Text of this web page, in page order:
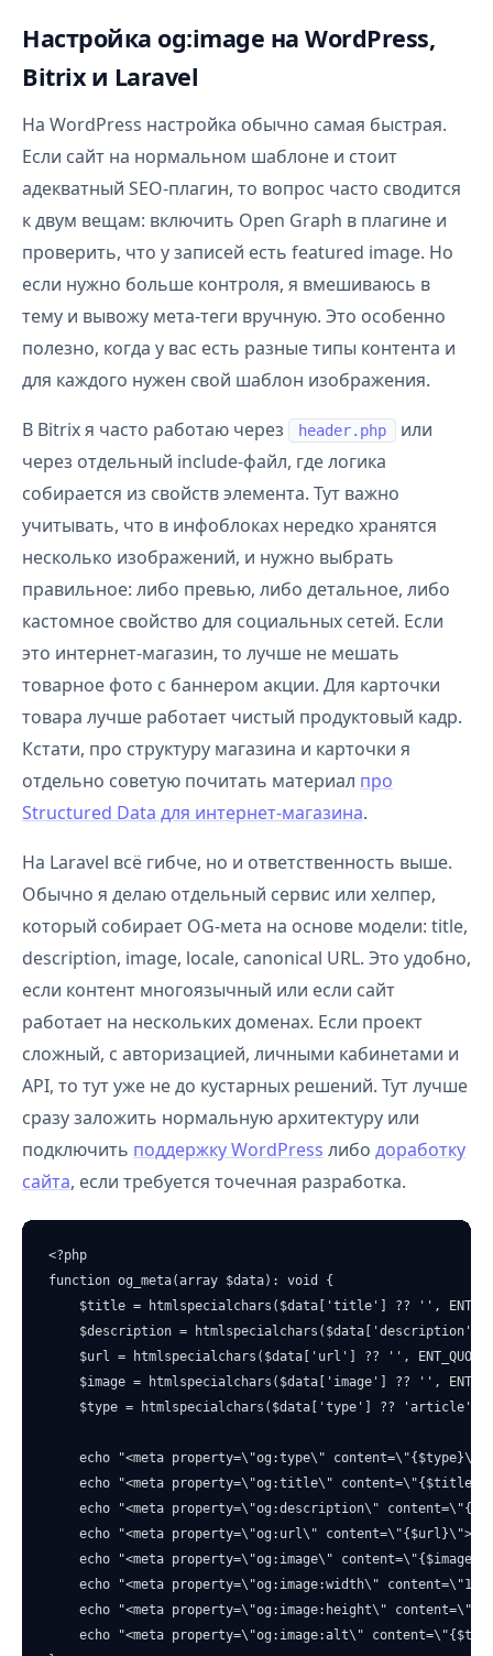
Настройка og:image на WordPress,
Bitrix и Laravel
На WordPress настройка обычно самая быстрая.
Если сайт на нормальном шаблоне и стоит
адекватный SEO-плагин, то вопрос часто сводится
к двум вещам: включить Open Graph в плагине и
проверить, что у записей есть featured image. Но
если нужно больше контроля, я вмешиваюсь в
тему и вывожу мета-теги вручную. Это особенно
полезно, когда у вас есть разные типы контента и
для каждого нужен свой шаблон изображения.
В Bitrix я часто работаю через header.php
или
через отдельный include-файл, где логика
собирается из свойств элемента. Тут важно
учитывать, что в инфоблоках нередко хранятся
несколько изображений, и нужно выбрать
правильное: либо превью, либо детальное, либо
кастомное свойство для социальных сетей. Если
это интернет-магазин, то лучше не мешать
товарное фото с баннером акции. Для карточки
товара лучше работает чистый продуктовый кадр.
Кстати, про структуру магазина и карточки я
отдельно советую почитать материал про
Structured Data для интернет-магазина.
На Laravel всё гибче, но и ответственность выше.
Обычно я делаю отдельный сервис или хелпер,
который собирает OG-мета на основе модели: title,
description, image, locale, canonical URL. Это удобно,
если контент многоязычный или если сайт
работает на нескольких доменах. Если проект
сложный, с авторизацией, личными кабинетами и
API, то тут уже не до кустарных решений. Тут лучше
сразу заложить нормальную архитектуру или
подключить поддержку WordPress либо доработку
сайта, если требуется точечная разработка.
<?php
function og_meta(array $data): void {
$title = htmlspecialchars($data['title'] ?? '',
$description = htmlspecialchars($data['description']
$url = htmlspecialchars($data['url'] ?? '',
$image = htmlspecialchars($data['image'] ?? '',
$type = htmlspecialchars($data['type'] ?? 'article',
echo "<meta property=\"og:type\"
echo "<meta property=\"og:title\"
echo "<meta property=\"og:description\"
echo "<meta property=\"og:url\"
echo "<meta property=\"og:image\"
echo "<meta property=\"og:image:width\"
echo "<meta property=\"og:image:height\"
echo "<meta property=\"og:image:alt\"